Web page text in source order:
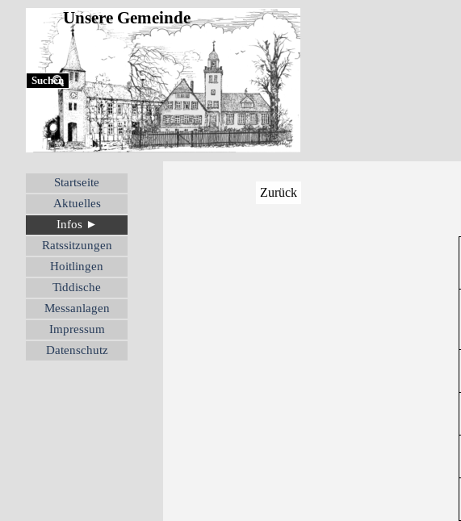
Direkt zum Seiteninhalt
Unsere Gemeinde
Suchen
Menü überspringen
Startseite
Aktuelles
Infos ►
Ratssitzungen
Hoitlingen
Tiddische
Messanlagen
Impressum
Datenschutz
Zurück